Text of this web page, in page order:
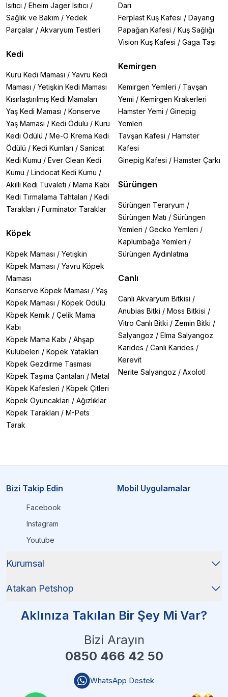
Isıtıcı / Eheim Jager Isıtıcı /
Sağlık ve Bakım / Yedek
Parçalar / Akvaryum Testleri
Kedi
Kuru Kedi Maması / Yavru Kedi
Maması / Yetişkin Kedi Maması
Kısırlaştırılmış Kedi Mamaları
Yaş Kedi Maması / Konserve
Yaş Maması / Kedi Ödülü / Kuru
Kedi Ödülü / Me-O Krema Kedi
Ödülü / Kedi Kumları / Sanicat
Kedi Kumu / Ever Clean Kedi
Kumu / Lindocat Kedi Kumu /
Akıllı Kedi Tuvaleti / Mama Kabı
Kedi Tırmalama Tahtaları / Kedi
Tarakları / Furminator Taraklar
Köpek
Köpek Maması / Yetişkin
Köpek Maması / Yavru Köpek
Maması
Konserve Köpek Maması / Yaş
Köpek Maması / Köpek Ödülü
Köpek Kemik / Çelik Mama
Kabı
Köpek Mama Kabı / Ahşap
Kulübeleri / Köpek Yatakları
Köpek Gezdirme Tasması
Köpek Taşıma Çantaları / Metal
Köpek Kafesleri / Köpek Çitleri
Köpek Oyuncakları / Ağızlıklar
Köpek Tarakları / M-Pets
Tarak
Darı
Ferplast Kuş Kafesi / Dayang
Papağan Kafesi / Kuş Sağlığı
Vision Kuş Kafesi / Gaga Taşı
Kemirgen
Kemirgen Yemleri / Tavşan
Yemi / Kemirgen Krakerleri
Hamster Yemi / Ginepig
Yemleri
Tavşan Kafesi / Hamster
Kafesi
Ginepig Kafesi / Hamster Çarkı
Sürüngen
Sürüngen Teraryum /
Sürüngen Matı / Sürüngen
Yemleri / Gecko Yemleri /
Kaplumbağa Yemleri /
Sürüngen Aydınlatma
Canlı
Canlı Akvaryum Bitkisi /
Anubias Bitki / Moss Bitkisi /
Vitro Canlı Bitki / Zemin Bitki /
Salyangoz / Elma Salyangoz
Karides / Canlı Karides /
Kerevit
Nerite Salyangoz / Axolotl
Bizi Takip Edin
Facebook
Instagram
Youtube
Mobil Uygulamalar
Kurumsal
Atakan Petshop
Aklınıza Takılan Bir Şey Mi Var?
Bizi Arayın
0850 466 42 50
WhatsApp Destek